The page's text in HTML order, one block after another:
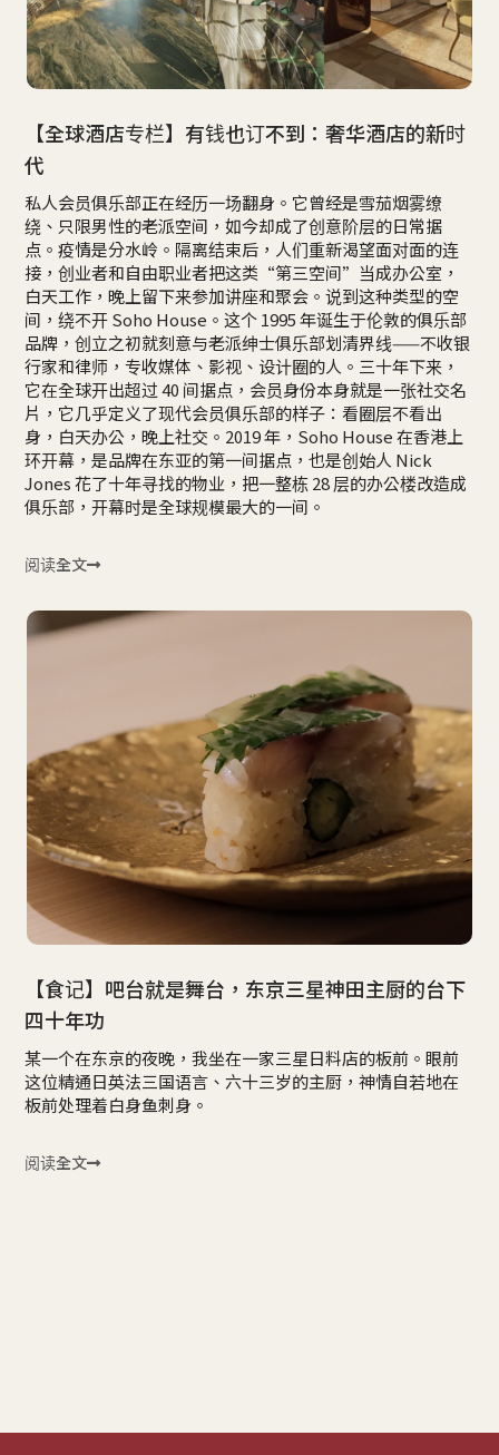
【全球酒店专栏】有钱也订不到：奢华酒店的新时
代
私人会员俱乐部正在经历一场翻身。它曾经是雪茄烟雾缭
绕、只限男性的老派空间，如今却成了创意阶层的日常据
点。疫情是分水岭。隔离结束后，人们重新渴望面对面的连
接，创业者和自由职业者把这类“第三空间”当成办公室，
白天工作，晚上留下来参加讲座和聚会。说到这种类型的空
间，绕不开 Soho House。这个 1995 年诞生于伦敦的俱乐部
品牌，创立之初就刻意与老派绅士俱乐部划清界线——不收银
行家和律师，专收媒体、影视、设计圈的人。三十年下来，
它在全球开出超过 40 间据点，会员身份本身就是一张社交名
片，它几乎定义了现代会员俱乐部的样子：看圈层不看出
身，白天办公，晚上社交。2019 年，Soho House 在香港上
环开幕，是品牌在东亚的第一间据点，也是创始人 Nick
Jones 花了十年寻找的物业，把一整栋 28 层的办公楼改造成
俱乐部，开幕时是全球规模最大的一间。
阅读全文
【食记】吧台就是舞台，东京三星神田主厨的台下
四十年功
某一个在东京的夜晚，我坐在一家三星日料店的板前。眼前
这位精通日英法三国语言、六十三岁的主厨，神情自若地在
板前处理着白身鱼刺身。
阅读全文